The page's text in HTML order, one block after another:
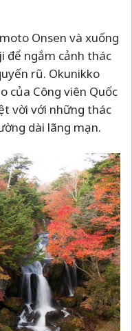
Onsen và xuống
để ngắm cảnh thác
rũ. Okunikko
của Công viên Quốc
vời với những thác
dài lãng mạn.